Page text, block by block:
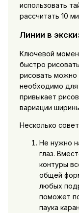
использовать
рассчитать 10
Линии в
Ключевой
быстро
рисовать можно
необходимо для
привыкает
вариации
Несколько
Не нужно
глаз.
контуры
общей
любых
поможет
паука